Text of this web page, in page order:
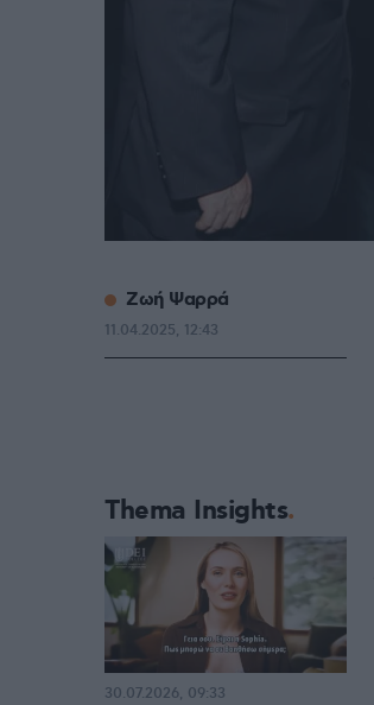
Ζωή Ψαρρά
11.04.2025, 12:43
Thema Insights
30.07.2026, 09:33